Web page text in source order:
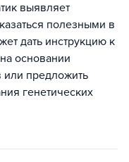
выявляет
полезными в
дать инструкцию к
основании
или предложить
генетических